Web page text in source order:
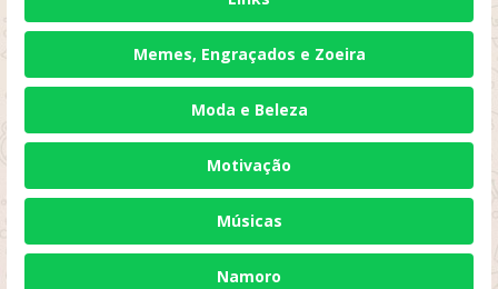
Memes, Engraçados e Zoeira
Moda e Beleza
Motivação
Músicas
Namoro